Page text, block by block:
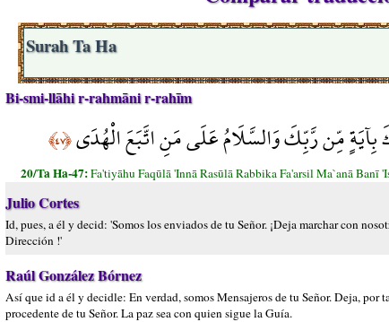
Surah Ta Ha
Bi-smi-llāhi r-rahmāni r-rahīm
بِآيَةٍ مِّن رَّبِّكَ وَالسَّلَامُ عَلَى مَنِ اتَّبَعَ الْهُدَى﴿٤٧﴾
20/Ta Ha-47:Fa'tiyāhu Faqūlā 'Innā Rasūlā Rabbika Fa'arsil Ma`anā
Julio Cortes
Id, pues, a él y decid: 'Somos los enviados de tu Señor. ¡Deja marchar con
Dirección !'
Raúl González Bórnez
Así que id a él y decidle: En verdad, somos Mensajeros de tu Señor. Deja,
procedente de tu Señor. La paz sea con quien sigue la Guía.